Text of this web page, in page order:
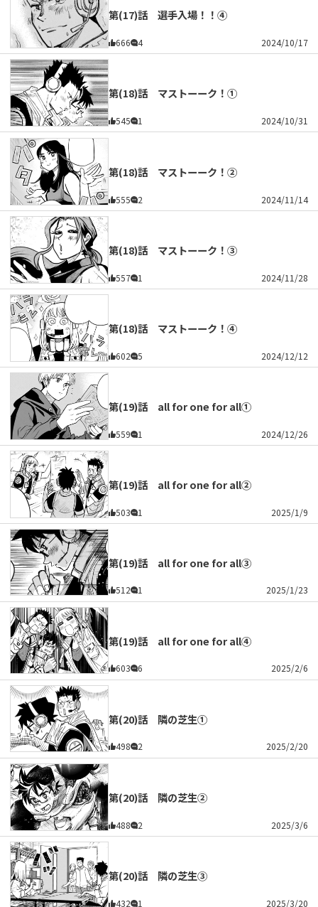
第(17)話 選手入場！！④
666 4 2024/10/17
第(18)話 マストーーク！①
545 1 2024/10/31
第(18)話 マストーーク！②
555 2 2024/11/14
第(18)話 マストーーク！③
557 1 2024/11/28
第(18)話 マストーーク！④
602 5 2024/12/12
第(19)話 all for one for all①
559 1 2024/12/26
第(19)話 all for one for all②
503 1 2025/1/9
第(19)話 all for one for all③
512 1 2025/1/23
第(19)話 all for one for all④
603 6 2025/2/6
第(20)話 隣の芝生①
498 2 2025/2/20
第(20)話 隣の芝生②
488 2 2025/3/6
第(20)話 隣の芝生③
432 1 2025/3/20